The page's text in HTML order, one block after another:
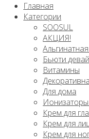
Главная
Категории
SOOSUL
АКЦИЯ!
Бьюти
Витамины
Для дома
Крем для
Крем для
Крем для